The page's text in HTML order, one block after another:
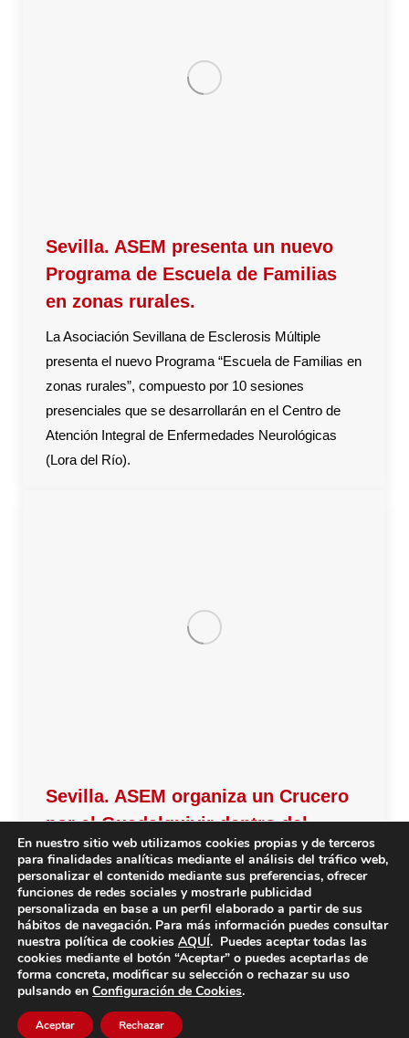
Sevilla. ASEM presenta un nuevo
Programa de Escuela de Familias
en zonas rurales.
La Asociación Sevillana de Esclerosis Múltiple
presenta el nuevo Programa “Escuela de Familias en
zonas rurales”, compuesto por 10 sesiones
presenciales que se desarrollarán en el Centro de
Atención Integral de Enfermedades Neurológicas
(Lora del Río).
Sevilla. ASEM organiza un Crucero
por el Guadalquivir dentro del
Proyecto ViviENdo.
La Asociación Sevillana de Esclerosis Múltiple
(ASEM) organiza un Crucero por el Guadalquivir en
el marco del Proyecto ViviENdo. La actividad tendrá
lugar el sábado 7 de marzo a las 12:00 horas.
En nuestro sitio web utilizamos cookies propias y de terceros
para finalidades analíticas mediante el análisis del tráfico web,
personalizar el contenido mediante sus preferencias, ofrecer
funciones de redes sociales y mostrarle publicidad
personalizada en base a un perfil elaborado a partir de sus
hábitos de navegación. Para más información puedes consultar
nuestra política de cookies AQUÍ. Puedes aceptar todas las
cookies mediante el botón “Aceptar” o puedes aceptarlas de
forma concreta, modificar su selección o rechazar su uso
pulsando en Configuración de Cookies.
Aceptar Rechazar